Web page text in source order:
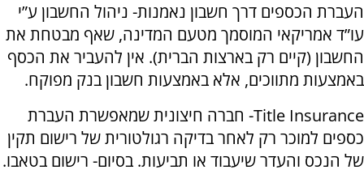
העברת הכספים דרך חשבון נאמנות- ניהול החשבון ע”י
עו”ד אמריקאי המוסמך מטעם המדינה, שאף מבטחת את
החשבון (קיים רק בארצות הברית). אין להעביר את הכסף
באמצעות מתווכים, אלא באמצעות חשבון בנק מפוקח.
Title Insurance- חברה חיצונית שמאפשרת העברת
כספים למוכר רק לאחר בדיקה רגולטורית של רישום תקין
של הנכס והעדר שיעבוד או תביעות. בסיום- רישום בטאבו.